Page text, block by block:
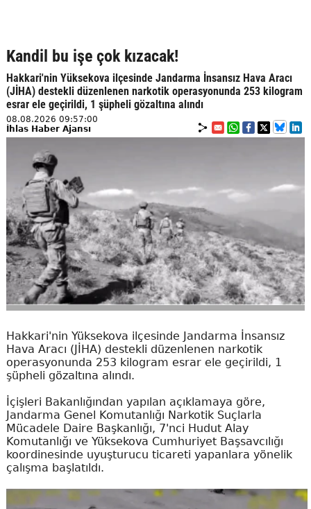
Kandil bu işe çok kızacak!
Hakkari'nin Yüksekova ilçesinde Jandarma İnsansız Hava Aracı
(JİHA) destekli düzenlenen narkotik operasyonunda 253 kilogram
esrar ele geçirildi, 1 şüpheli gözaltına alındı
08.08.2026 09:57:00
İhlas Haber Ajansı
Hakkari'nin Yüksekova ilçesinde Jandarma İnsansız
Hava Aracı (JİHA) destekli düzenlenen narkotik
operasyonunda 253 kilogram esrar ele geçirildi, 1
şüpheli gözaltına alındı.
İçişleri Bakanlığından yapılan açıklamaya göre,
Jandarma Genel Komutanlığı Narkotik Suçlarla
Mücadele Daire Başkanlığı, 7'nci Hudut Alay
Komutanlığı ve Yüksekova Cumhuriyet Başsavcılığı
koordinesinde uyuşturucu ticareti yapanlara yönelik
çalışma başlatıldı.